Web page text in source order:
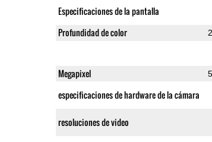
Especificaciones de la pantalla
Profundidad de color
Megapixel
especificaciones de hardware de la cámara
resoluciones de video